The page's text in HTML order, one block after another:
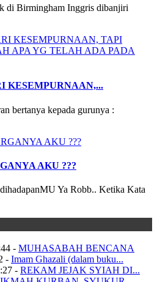
di Birmingham Inggris dibanjiri
KESEMPURNAAN,...
bertanya kepada gurunya :
AKU ???
Ya Robb.. Ketika Kata
- MUHASABAH BENCANA
- Imam Ghazali (dalam buku...
- REKAM JEJAK SYIAH DI...